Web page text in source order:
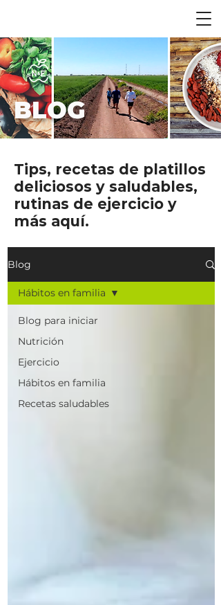
BLOG
Blog
Blog para iniciar
Nutrición
Ejercicio
Hábitos en familia
Recetas saludables
Hábitos en familia
Tips, recetas de platillos
deliciosos y saludables,
rutinas de ejercicio y
más aquí.